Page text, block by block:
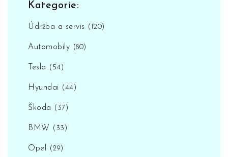
Kategorie:
Údržba a servis (120)
Automobily (80)
Tesla (54)
Hyundai (44)
Škoda (37)
BMW (33)
Opel (29)